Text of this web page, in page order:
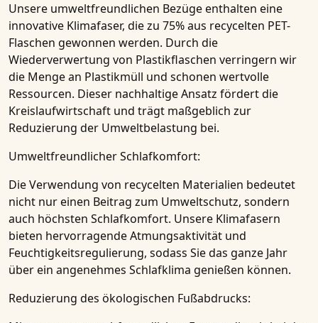
Unsere umweltfreundlichen Bezügeenthalten eine
innovative Klimafaser, die zu 75% aus recycelten PET-
Flaschen gewonnen werden. Durch die
Wiederverwertung von Plastikflaschen verringern wir
die Menge an Plastikmüll und schonen wertvolle
Ressourcen. Dieser nachhaltige Ansatz fördert die
Kreislaufwirtschaft und trägt maßgeblich zur
Reduzierung der Umweltbelastung bei.
Umweltfreundlicher Schlafkomfort:
Die Verwendung von recycelten Materialien bedeutet
nicht nur einen Beitrag zum Umweltschutz, sondern
auch höchsten Schlafkomfort. Unsere Klimafasern
bieten hervorragende Atmungsaktivität und
Feuchtigkeitsregulierung, sodass Sie das ganze Jahr
über ein angenehmes Schlafklima genießen können.
Reduzierung des ökologischen Fußabdrucks: